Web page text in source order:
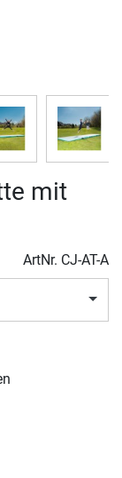
mit
ArtNr. CJ-AT-A